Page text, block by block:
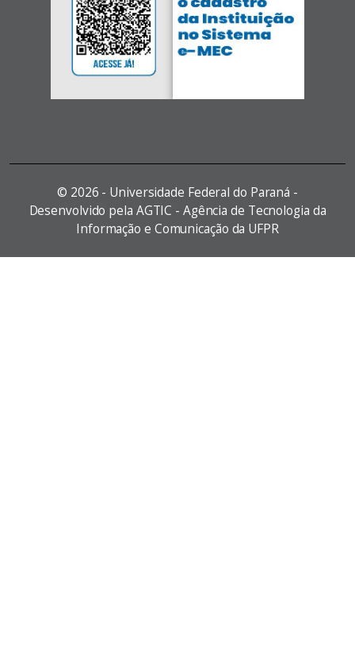
© 2026 - Universidade Federal do Paraná -
Desenvolvido pela AGTIC - Agência de Tecnologia da
Informação e Comunicação da UFPR